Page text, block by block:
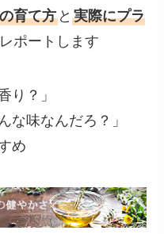
育て方 と実際にプラ
ポートします
り？」
な味なんだろ？」
め